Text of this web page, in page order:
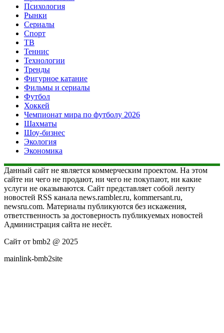
Психология
Рынки
Сериалы
Спорт
ТВ
Теннис
Технологии
Тренды
Фигурное катание
Фильмы и сериалы
Футбол
Хоккей
Чемпионат мира по футболу 2026
Шахматы
Шоу-бизнес
Экология
Экономика
Данный сайт не является коммерческим проектом. На этом
сайте ни чего не продают, ни чего не покупают, ни какие
услуги не оказываются. Сайт представляет собой ленту
новостей RSS канала news.rambler.ru, kommersant.ru,
newsru.com. Материалы публикуются без искажения,
ответственность за достоверность публикуемых новостей
Администрация сайта не несёт.
Сайт от bmb2 @ 2025
mainlink-bmb2site